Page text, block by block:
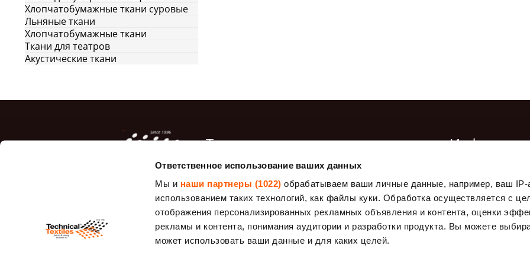
Ответственное использование ваших данных
Мы и наши партнеры (1022) обрабатываем ваши личные данные, например, ваш IP-
использованием таких технологий, как файлы куки. Обработка осуществляется с
отображения персонализированных рекламных объявления и контента, оценки
рекламы и контента, понимания аудитории и разработки продукта. Вы можете
может использовать ваши данные и для каких целей.
Хлопчатобумажные ткани суровые
Льняные ткани
Хлопчатобумажные ткани
Ткани для театров
Акустические ткани
Топ продаж
Мешковина. Джутовая
ткань.
Войлок
Ситовые ткани ( 26 μm
- 1950 μm)
Брезентовые ткани
Марля медицинская
отбеленная
Геотекстиль
Готовые тенты 175
g/m2
Фасадные сетки.
Оплата
О нас
Доставка